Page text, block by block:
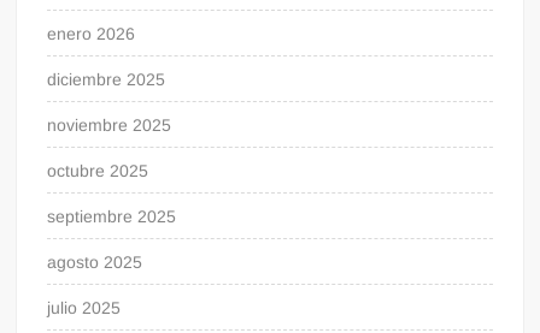
enero 2026
diciembre 2025
noviembre 2025
octubre 2025
septiembre 2025
agosto 2025
julio 2025